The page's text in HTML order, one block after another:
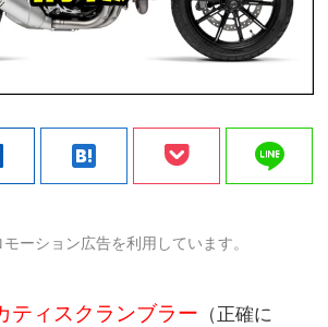
hatenabookmark line
ーション広告を利用しています。
ティスクランブラー （正確に